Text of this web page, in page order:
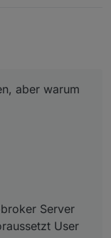
aber warum
Server
User